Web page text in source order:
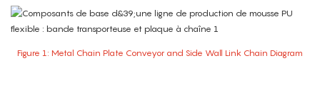
Figure 1: Metal Chain Plate Conveyor and Side Wall Link Chain Diagram